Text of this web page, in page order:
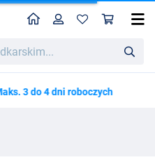
HomeProfil
3 do 4 dni roboczych
Bait-Tech Krill & Tuna 10mm Dumbell Wafters (70g)
22.74